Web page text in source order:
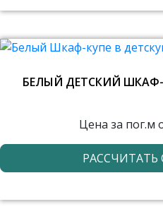
БЕЛЫЙ ДЕТСКИЙ
Цена за пог.м